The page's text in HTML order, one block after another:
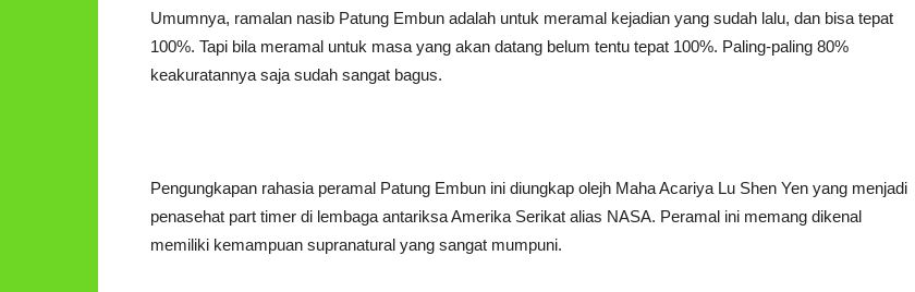
Umumnya, ramalan nasib Patung Embun adalah untuk meramal kejadian yang sudah lalu, dan bisa tepat
100%. Tapi bila meramal untuk masa yang akan datang belum tentu tepat 100%. Paling-paling 80%
keakuratannya saja sudah sangat bagus.
Pengungkapan rahasia peramal Patung Embun ini diungkap olejh Maha Acariya Lu Shen Yen yang menjadi
penasehat part timer di lembaga antariksa Amerika Serikat alias NASA. Peramal ini memang dikenal
memiliki kemampuan supranatural yang sangat mumpuni.